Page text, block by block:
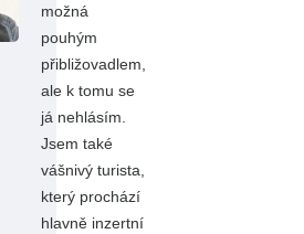
možná
pouhým
přibližovadlem,
ale k tomu se
já nehlásím.
Jsem také
vášnivý turista,
který prochází
hlavně inzertní